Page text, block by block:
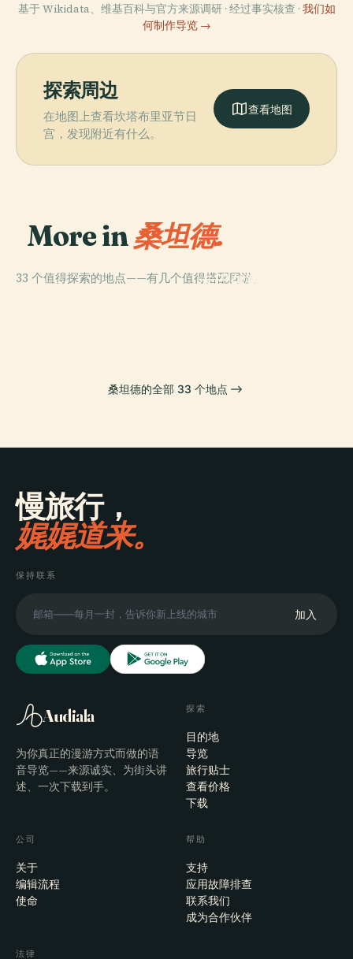
基于 Wikidata、维基百科与官方来源调研 · 经过事实核查 · 我们如
何制作导览 →
探索周边
在地图上查看坎塔布里亚节日
宫，发现附近有什么。
查看地图
More in桑坦德.
33 个值得探索的地点——有几个值得搭配同游。
PLACE
卡巴尔塞诺自然
桑坦德的全部 33 个地点
慢旅行，
娓娓道来。
保持联系
加入
Audiala
为你真正的漫游方式而做的语
音导览——来源诚实、为街头讲
述、一次下载到手。
探索
目的地
导览
旅行贴士
查看价格
下载
公司
关于
编辑流程
使命
帮助
支持
应用故障排查
联系我们
成为合作伙伴
法律